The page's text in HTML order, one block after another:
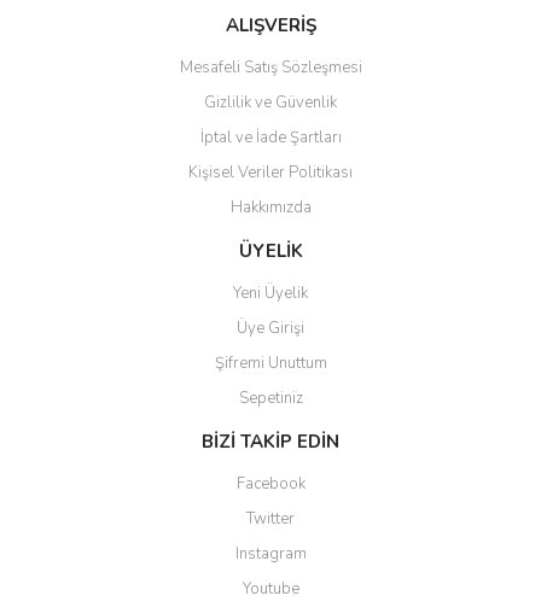
ALIŞVERİŞ
Mesafeli Satış Sözleşmesi
Gizlilik ve Güvenlik
İptal ve İade Şartları
Kişisel Veriler Politikası
Hakkımızda
ÜYELİK
Yeni Üyelik
Üye Girişi
Şifremi Unuttum
Sepetiniz
BİZİ TAKİP EDİN
Facebook
Twitter
Instagram
Youtube